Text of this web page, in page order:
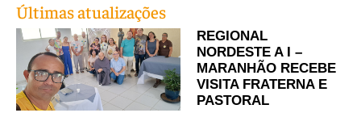
Últimas atualizações
REGIONAL
NORDESTE A I –
MARANHÃO RECEBE
VISITA FRATERNA E
PASTORAL